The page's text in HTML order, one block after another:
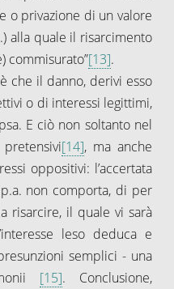
o privazione di un valore
alla quale il risarcimento
commisurato”[13].
che il danno, derivi esso
o di interessi legittimi,
E ciò non soltanto nel
[14], ma anche
oppositivi: l’accertata
non comporta, di per
risarcire, il quale vi sarà
leso deduca e
semplici - una
[15]. Conclusione,